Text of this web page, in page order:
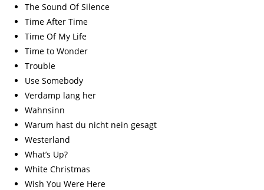
The Sound Of Silence
Time After Time
Time Of My Life
Time to Wonder
Trouble
Use Somebody
Verdamp lang her
Wahnsinn
Warum hast du nicht nein gesagt
Westerland
What’s Up?
White Christmas
Wish You Were Here